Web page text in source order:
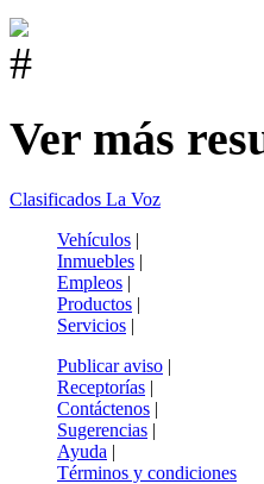
Ver más
Clasificados La Voz
Vehículos |
Inmuebles |
Empleos |
Productos |
Servicios |
Publicar aviso |
Receptorías |
Contáctenos |
Sugerencias |
Ayuda |
Términos y condiciones